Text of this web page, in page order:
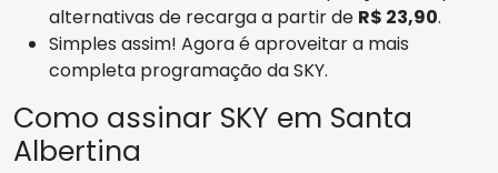
alternativas de recarga a partir de R$ 23,90.
Simples assim! Agora é aproveitar a mais
completa programação da SKY.
Como assinar SKY em Santa
Albertina